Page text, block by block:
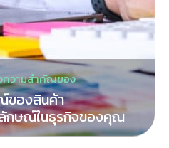
งความสำคัญของ
ของสินค้า
กษณ์ในธุรกิจของคุณ